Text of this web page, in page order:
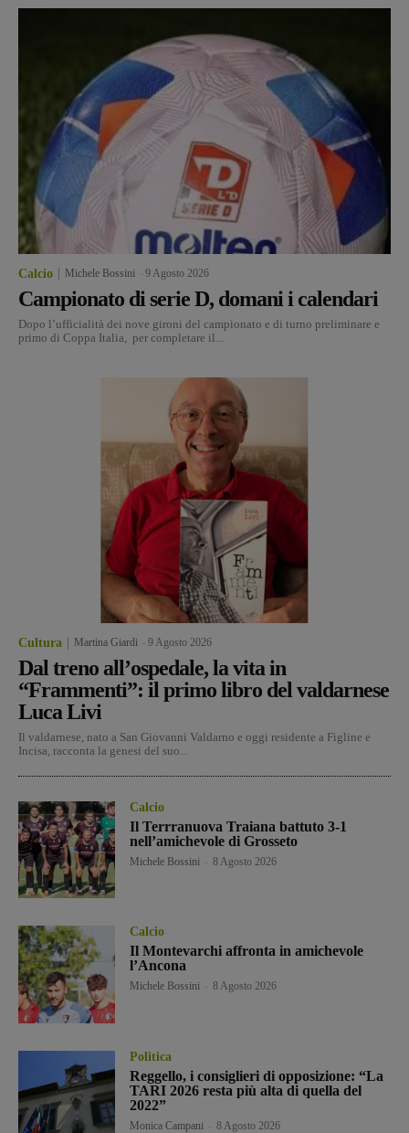
Calcio Michele Bossini 9 Agosto 2026
Campionato di serie D, domani i calendari
Dopo l’ufficialità dei nove gironi del campionato e di turno preliminare e
primo di Coppa Italia, per completare il...
Cultura Martina Giardi 9 Agosto 2026
Dal treno all’ospedale, la vita in
“Frammenti”: il primo libro del valdarnese
Luca Livi
Il valdarnese, nato a San Giovanni Valdarno e oggi residente a Figline e
Incisa, racconta la genesi del suo...
Calcio
Il Terrranuova Traiana battuto 3-1
nell’amichevole di Grosseto
Michele Bossini 8 Agosto 2026
Calcio
Il Montevarchi affronta in amichevole
l’Ancona
Michele Bossini 8 Agosto 2026
Politica
Reggello, i consiglieri di opposizione: “La
TARI 2026 resta più alta di quella del
2022”
Monica Campani 8 Agosto 2026